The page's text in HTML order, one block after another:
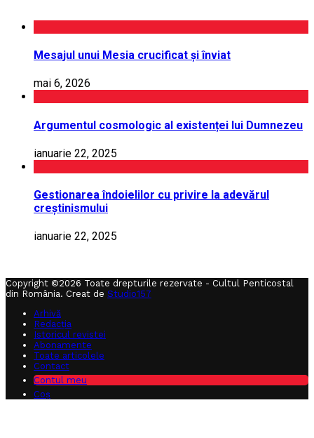
Mesajul unui Mesia crucificat și înviat
mai 6, 2026
Argumentul cosmologic al existenței lui Dumnezeu
ianuarie 22, 2025
Gestionarea îndoielilor cu privire la adevărul
creștinismului
ianuarie 22, 2025
Copyright ©2026 Toate drepturile rezervate - Cultul Penticostal
din România. Creat de Studio157
Arhivă
Redacția
Istoricul revistei
Abonamente
Toate articolele
Contact
Contul meu
Coș